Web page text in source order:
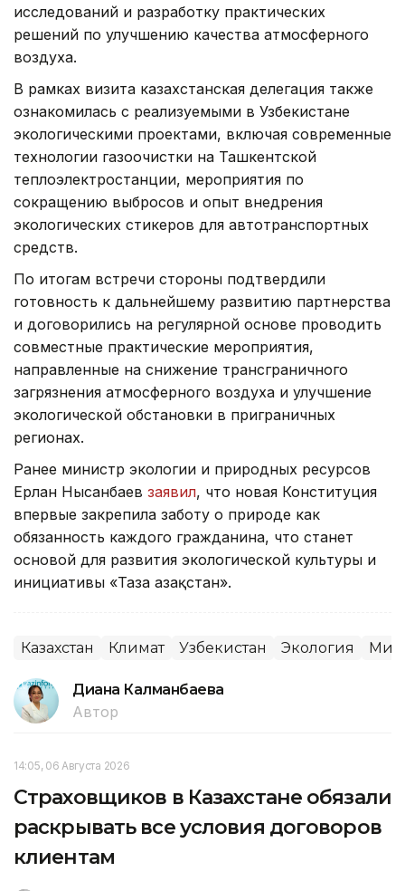
исследований и разработку практических
решений по улучшению качества атмосферного
воздуха.
В рамках визита казахстанская делегация также
ознакомилась с реализуемыми в Узбекистане
экологическими проектами, включая современные
технологии газоочистки на Ташкентской
теплоэлектростанции, мероприятия по
сокращению выбросов и опыт внедрения
экологических стикеров для автотранспортных
средств.
По итогам встречи стороны подтвердили
готовность к дальнейшему развитию партнерства
и договорились на регулярной основе проводить
совместные практические мероприятия,
направленные на снижение трансграничного
загрязнения атмосферного воздуха и улучшение
экологической обстановки в приграничных
регионах.
Ранее министр экологии и природных ресурсов
Ерлан Нысанбаев заявил, что новая Конституция
впервые закрепила заботу о природе как
обязанность каждого гражданина, что станет
основой для развития экологической культуры и
инициативы «Таза Қазақстан».
Казахстан Климат Узбекистан Экология
Диана Калманбаева
Автор
14:05, 06 Августа 2026
Страховщиков в Казахстане обязали
раскрывать все условия договоров
клиентам